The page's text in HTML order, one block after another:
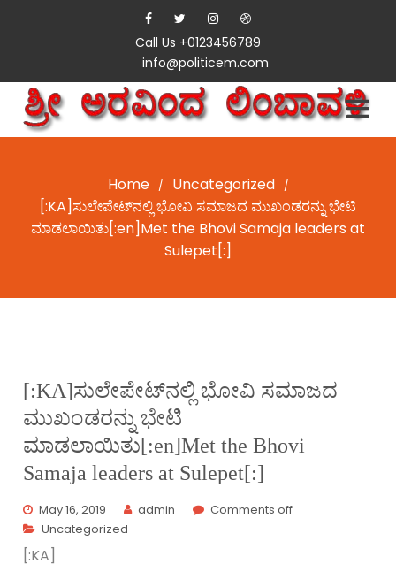
Call Us +0123456789
info@politicem.com
Home / Uncategorized /
[:KA]ಸುಲೇಪೇಟ್‌ನಲ್ಲಿ ಭೋವಿ ಸಮಾಜದ ಮುಖಂಡರನ್ನು ಭೇಟಿ
ಮಾಡಲಾಯಿತು[:en]Met the Bhovi Samaja leaders at
Sulepet[:]
[:KA]ಸುಲೇಪೇಟ್‌ನಲ್ಲಿ ಭೋವಿ ಸಮಾಜದ
ಮುಖಂಡರನ್ನು ಭೇಟಿ
ಮಾಡಲಾಯಿತು[:en]Met the Bhovi
Samaja leaders at Sulepet[:]
May 16, 2019 admin
Comments off
Uncategorized
[:KA]